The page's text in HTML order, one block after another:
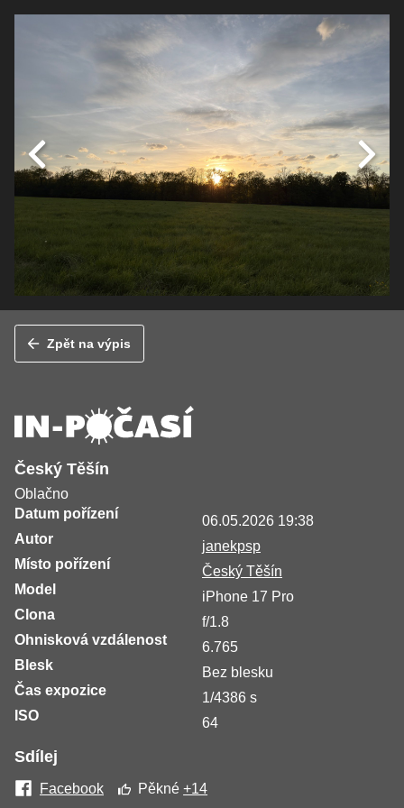
Zpět na výpis
Český Těšín
Oblačno
Datum pořízení
06.05.2026 19:38
Autor
janekpsp
Místo pořízení
Český Těšín
Model
iPhone 17 Pro
Clona
f/1.8
Ohnisková vzdálenost
6.765
Blesk
Bez blesku
Čas expozice
1/4386 s
ISO
64
Sdílej
Facebook Pěkné+14